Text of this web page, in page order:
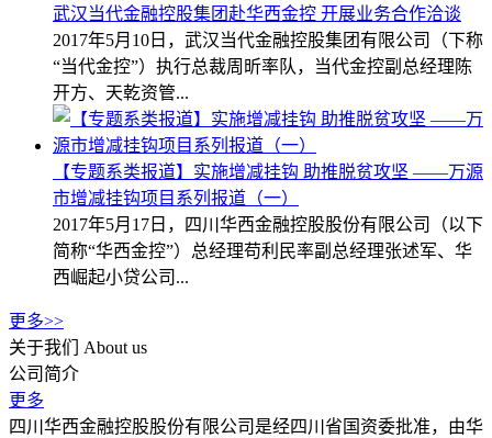
武汉当代金融控股集团赴华西金控 开展业务合作洽谈
2017年5月10日，武汉当代金融控股集团有限公司（下称
“当代金控”）执行总裁周昕率队，当代金控副总经理陈
开方、天乾资管...
【专题系类报道】实施增减挂钩 助推脱贫攻坚 ——万源
市增减挂钩项目系列报道（一）
2017年5月17日，四川华西金融控股股份有限公司（以下
简称“华西金控”）总经理苟利民率副总经理张述军、华
西崛起小贷公司...
更多>>
关于我们
About us
公司简介
更多
四川华西金融控股股份有限公司是经四川省国资委批准，由华